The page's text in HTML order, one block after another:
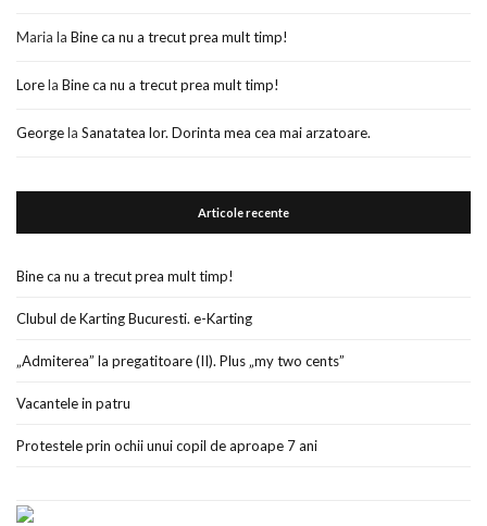
Maria la Bine ca nu a trecut prea mult timp!
Lorela Bine ca nu a trecut prea mult timp!
Georgela Sanatatea lor. Dorinta mea cea mai arzatoare.
Articole recente
Bine ca nu a trecut prea mult timp!
Clubul de Karting Bucuresti. e-Karting
„Admiterea” la pregatitoare (II). Plus „my two cents”
Vacantele in patru
Protestele prin ochii unui copil de aproape 7 ani